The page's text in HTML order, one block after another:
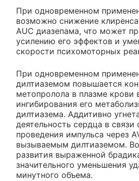
При одновременном
возможно снижение
AUC диазепама, что может
усилению его эффектов и
скорости психомоторных
При одновременном
дилтиаземом повышается
метопролола в плазме крови
ингибирования его
дилтиазема. Аддитивно
деятельность сердца в связи
проведения импульса через
вызываемым дилтиаземом.
развития выраженной
значительного уменьшения
минутного объема.